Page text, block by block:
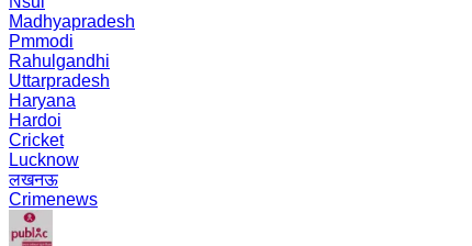
Madhyapradesh
Pmmodi
Rahulgandhi
Uttarpradesh
Haryana
Hardoi
Cricket
Lucknow
लखनऊ
Crimenews